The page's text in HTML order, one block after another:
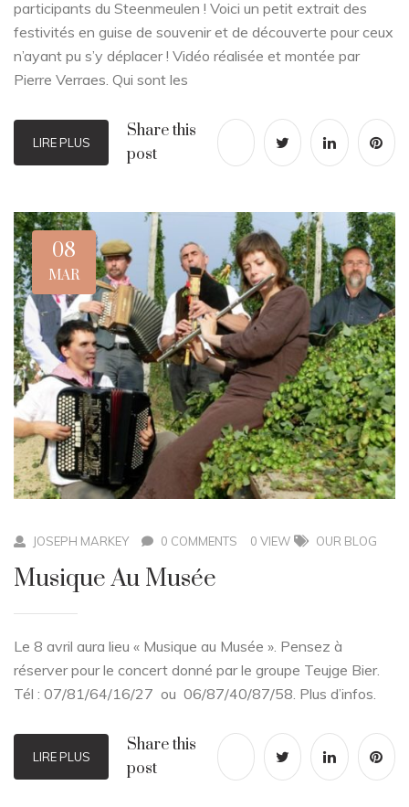
participants du Steenmeulen ! Voici un petit extrait des
festivités en guise de souvenir et de découverte pour ceux
n’ayant pu s’y déplacer ! Vidéo réalisée et montée par
Pierre Verraes. Qui sont les
LIRE PLUS
Share this
post
08
MAR
JOSEPH MARKEY 0 COMMENTS 0 VIEW OUR BLOG
Musique Au Musée
Le 8 avril aura lieu « Musique au Musée ». Pensez à
réserver pour le concert donné par le groupe Teujge Bier.
Tél : 07/81/64/16/27 ou 06/87/40/87/58. Plus d’infos.
LIRE PLUS
Share this
post